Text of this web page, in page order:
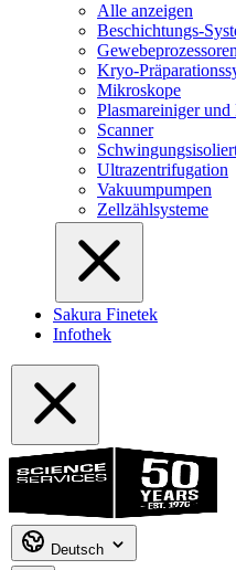
Alle anzeigen
Beschichtungs-
Gewebeprozessoren
Kryo-
Mikroskope
Plasmareiniger und
Scanner
Ultrazentrifugation
Vakuumpumpen
Zellzählsysteme
Sakura Finetek
Infothek
Deutsch